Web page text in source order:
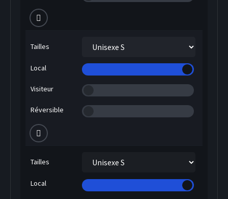
Tailles
Local
Visiteur
Réversible
Tailles
Local